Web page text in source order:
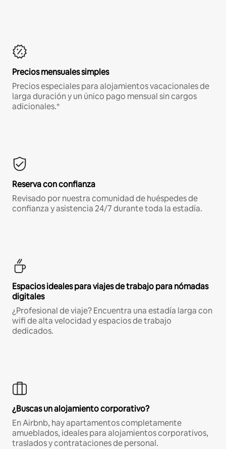
Precios mensuales simples
Precios especiales para alojamientos vacacionales de
larga duración y un único pago mensual sin cargos
adicionales.*
Reserva con confianza
Revisado por nuestra comunidad de huéspedes de
confianza y asistencia 24/7 durante toda la estadía.
Espacios ideales para viajes de trabajo para nómadas
digitales
¿Profesional de viaje? Encuentra una estadía larga con
wifi de alta velocidad y espacios de trabajo
dedicados.
¿Buscas un alojamiento corporativo?
En Airbnb, hay apartamentos completamente
amueblados, ideales para alojamientos corporativos,
traslados y contrataciones de personal.